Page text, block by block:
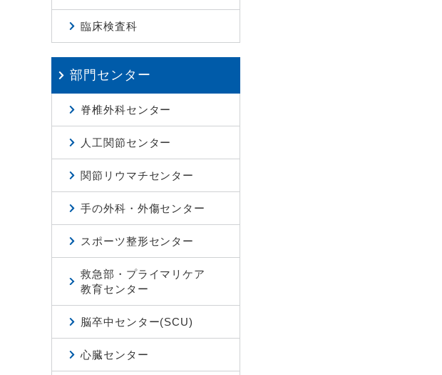
臨床検査科
部門センター
脊椎外科センター
人工関節センター
関節リウマチセンター
手の外科・外傷センター
スポーツ整形センター
救急部・プライマリケア
教育センター
脳卒中センター(SCU)
心臓センター